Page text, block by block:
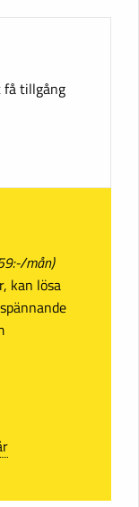
få tillgång
mån)
kan lösa